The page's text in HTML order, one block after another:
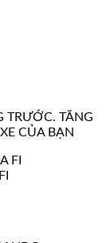
TRƯỚC. TĂNG
CỦA BẠN